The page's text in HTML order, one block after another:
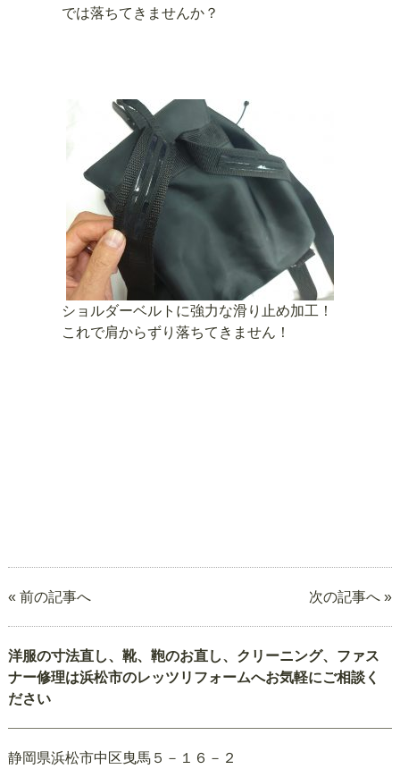
では落ちてきませんか？
ショルダーベルトに強力な滑り止め加工！
これで肩からずり落ちてきません！
« 前の記事へ 次の記事へ »
洋服の寸法直し、靴、鞄のお直し、クリーニング、ファス
ナー修理は浜松市のレッツリフォームへお気軽にご相談く
ださい
静岡県浜松市中区曳馬５－１６－２